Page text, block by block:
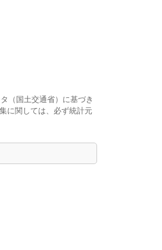
（国土交通省）に基づき
に関しては、必ず統計元